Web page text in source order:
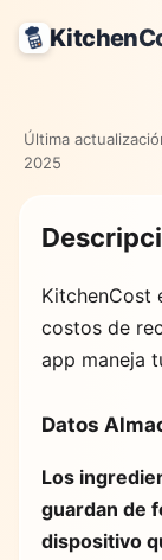
Última
2025
KitchenCost
costos de
app maneja
Datos
Los
guardan de
dispositivo